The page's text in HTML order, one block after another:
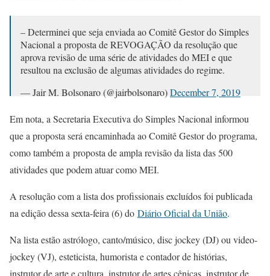
– Determinei que seja enviada ao Comitê Gestor do Simples
Nacional a proposta de REVOGAÇÃO da resolução que
aprova revisão de uma série de atividades do MEI e que
resultou na exclusão de algumas atividades do regime.
— Jair M. Bolsonaro (@jairbolsonaro)December 7, 2019
Em nota, a Secretaria Executiva do Simples Nacional informou
que a proposta será encaminhada ao Comitê Gestor do programa,
como também a proposta de ampla revisão da lista das 500
atividades que podem atuar como MEI.
A resolução com a lista dos profissionais excluídos foi publicada
na edição dessa sexta-feira (6) do Diário Oficial da União.
Na lista estão astrólogo, canto/músico, disc jockey (DJ) ou video-
jockey (VJ), esteticista, humorista e contador de histórias,